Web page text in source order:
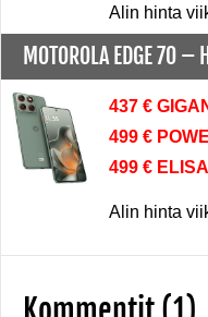
Alin hinta
MOTOROLA EDGE 70 –
437 €
499 €
499 € ELISA
Alin hinta